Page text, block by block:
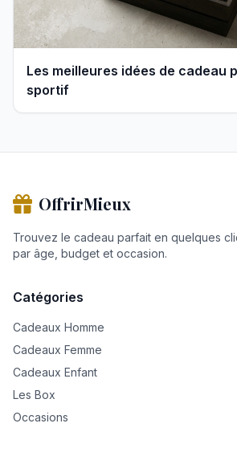
Les meilleures idées de cadeau
sportif
OffrirMieux
Trouvez le cadeau parfait en quelques
par âge, budget et occasion.
Catégories
Cadeaux Homme
Cadeaux Femme
Cadeaux Enfant
Les Box
Occasions